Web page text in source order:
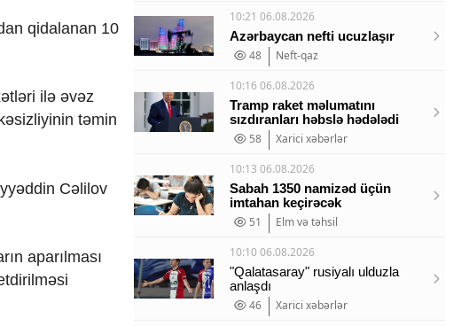
qidalanan 10
ilə əvəz
təmin
Cəlilov
aparılması
10:21 06.08.2026
Azərbaycan nefti ucuzlaşır
48
Neft-qaz
10:16 06.08.2026
Tramp raket məlumatını
sızdıranları həbslə hədələdi
58
Xarici xəbərlər
10:13 06.08.2026
Sabah 1350 namizəd üçün
imtahan keçirəcək
51
Elm və təhsil
10:10 06.08.2026
"Qalatasaray" rusiyalı ulduzla
anlaşdı
46
Xarici xəbərlər